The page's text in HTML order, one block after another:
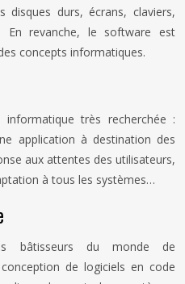
disques durs, écrans, claviers,
En revanche, le software est
concepts informatiques.
informatique très recherchée :
application à destination des
aux attentes des utilisateurs,
à tous les systèmes…
bâtisseurs du monde de
de logiciels en code